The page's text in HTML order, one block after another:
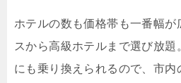
ホテルの数も価格帯も一番幅が
スから高級ホテルまで選び放
にも乗り換えられるので、市内